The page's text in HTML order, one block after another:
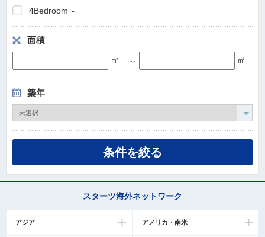
4Bedroom～
面積
㎡ ～ ㎡
築年
スターツ海外ネットワーク
アジア アメリカ・南米